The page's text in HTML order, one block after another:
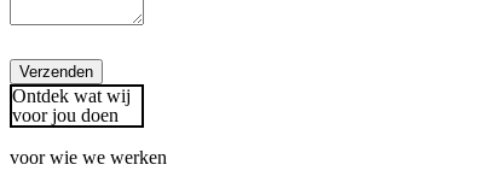
Verzenden
Ontdek wat wij
voor jou doen
voor wie we werken